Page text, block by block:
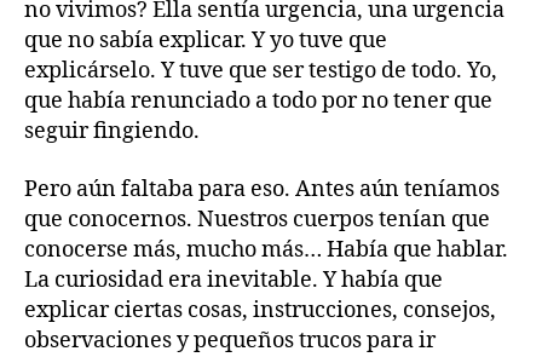
no vivimos? Ella sentía urgencia, una urgencia
que no sabía explicar. Y yo tuve que
explicárselo. Y tuve que ser testigo de todo. Yo,
que había renunciado a todo por no tener que
seguir fingiendo.
Pero aún faltaba para eso. Antes aún teníamos
que conocernos. Nuestros cuerpos tenían que
conocerse más, mucho más… Había que hablar.
La curiosidad era inevitable. Y había que
explicar ciertas cosas, instrucciones, consejos,
observaciones y pequeños trucos para ir